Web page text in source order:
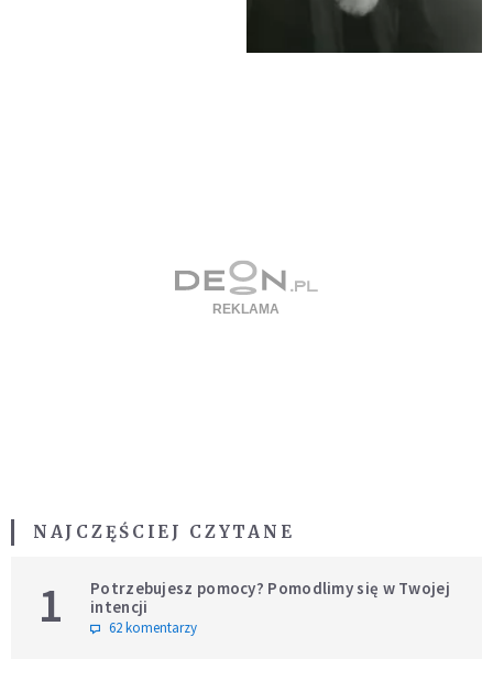
NAJCZĘŚCIEJ CZYTANE
1
Potrzebujesz pomocy? Pomodlimy się w Twojej
intencji
62 komentarzy